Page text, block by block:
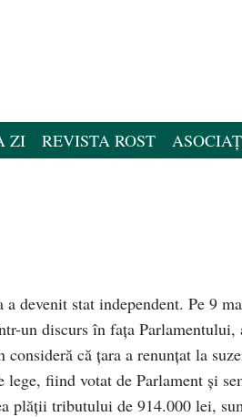
ZI REVISTA ROST
devenit stat independent. Pe 9
un discurs în fața Parlamentului,
că țara a renunțat la
fiind votat de Parlament și
plății tributului de 914.000 lei,